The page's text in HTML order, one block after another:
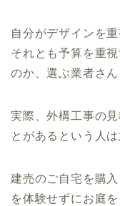
自分がデザインを
それとも予算を重
のか、選ぶ業者さ
実際、外構工事の
とがあるという人
建売のご自宅を購
を体験せずにお庭